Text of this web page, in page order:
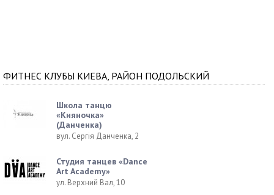
ФИТНЕС КЛУБЫ КИЕВА, РАЙОН ПОДОЛЬСКИЙ
Школа танцю
«Кияночка»
(Данченка)
вул. Сергія Данченка, 2
Студия танцев «Dance
Art Academy»
ул. Верхний Вал, 10